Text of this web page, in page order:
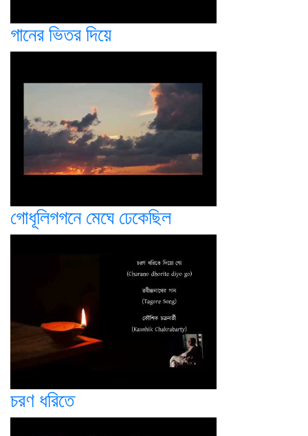
গানের ভিতর দিয়ে
গোধূলিগগনে মেঘে ঢেকেছিল
চরণ ধরিতে